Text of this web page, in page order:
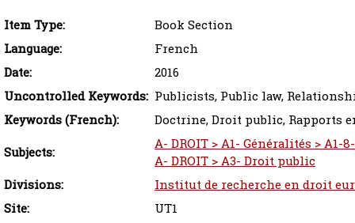
Item Type:
Book Section
Language:
French
Date:
2016
Uncontrolled Keywords: Publicists, Public law,
Keywords (French):
Doctrine, Droit public, Rapports
Subjects:
A- DROIT > A1- Généralités >
A- DROIT > A3- Droit public
Divisions:
Institut de recherche en droit
Site:
UT1